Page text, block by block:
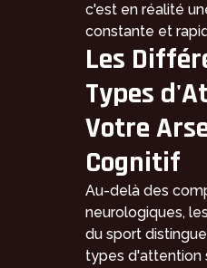
c'est en réalité
constante et
Les
Types
Votre
Cognitif
Au-delà des
neurologiques,
du sport
types d'attention